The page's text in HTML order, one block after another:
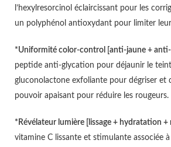
l’hexylresorcinol éclaircissant pour les
un polyphénol antioxydant pour limiter
*Uniformité color-control [anti-jaune +
peptide anti-glycation pour déjaunir le
gluconolactone exfoliante pour dégriser et
pouvoir apaisant pour réduire les rougeurs.
*Révélateur lumière [lissage + hydratation +
vitamine C lissante et stimulante associée